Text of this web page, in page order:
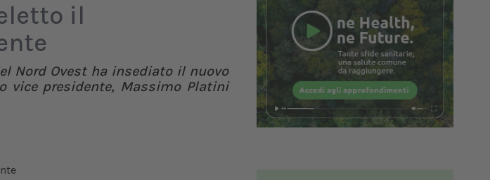
il
Nord Ovest ha insediato il nuovo
vice presidente, Massimo Platini